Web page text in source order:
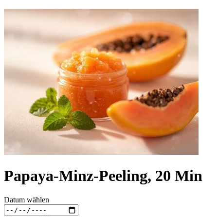
Papaya-Minz-Peeling, 20 Min
Datum wählen